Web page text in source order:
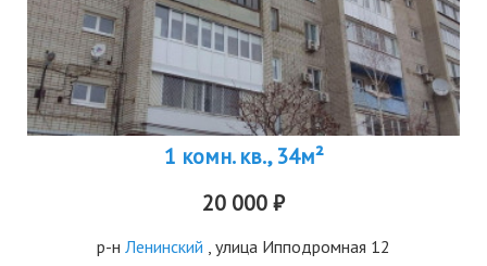
1 комн. кв., 34м²
20 000 ₽
р-н Ленинский , улица Ипподромная 12